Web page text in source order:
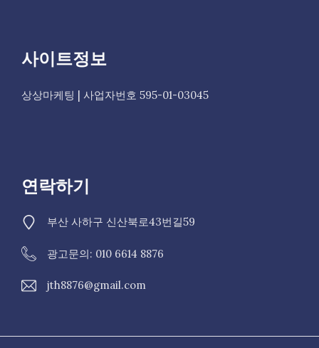
사이트정보
상상마케팅 | 사업자번호 595-01-03045
연락하기
부산 사하구 신산북로43번길59
광고문의: 010 6614 8876
jth8876@gmail.com